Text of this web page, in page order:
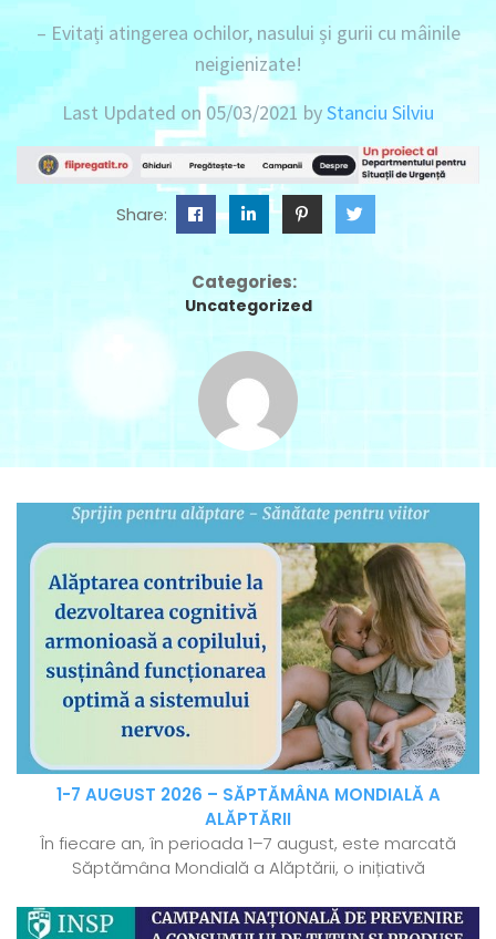
– Evitați atingerea ochilor, nasului și gurii cu mâinile
neigienizate!
Last Updated on 05/03/2021 byStanciu Silviu
Share:
Categories:
Uncategorized
1-7 AUGUST 2026 – SĂPTĂMÂNA MONDIALĂ A
ALĂPTĂRII
În fiecare an, în perioada 1–7 august, este marcată
Săptămâna Mondială a Alăptării, o inițiativă